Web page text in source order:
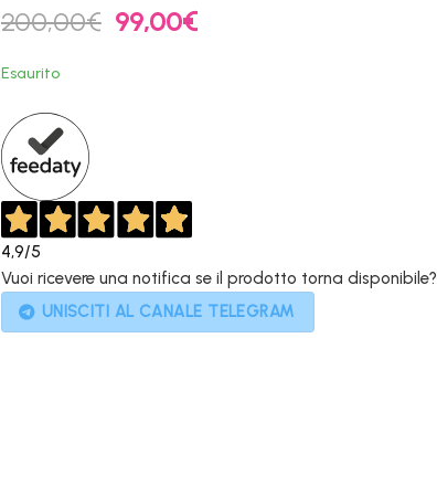
200,00€ Il
prezzo
99,00€Il
prezzo
Esaurito
4,9/5
Vuoi ricevere una notifica se il prodotto torna disponibile?
UNISCITI AL CANALE TELEGRAM